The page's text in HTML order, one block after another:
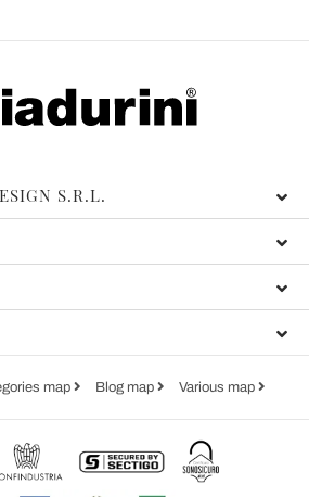
S.R.L.
map Blog map Various map